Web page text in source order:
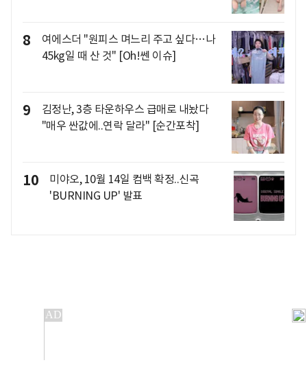
8
여에스더 "원피스 며느리 주고 싶다…나
45kg일 때 산 것" [Oh!쎈 이슈]
9
김정난, 3층 타운하우스 급매로 내놨다
"매우 싼값에..연락 달라" [순간포착]
10
미야오, 10월 14일 컴백 확정..신곡
'BURNING UP' 발표